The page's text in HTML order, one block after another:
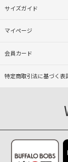
サイズガイド
マイページ
会員カード
特定商取引法に基づく表